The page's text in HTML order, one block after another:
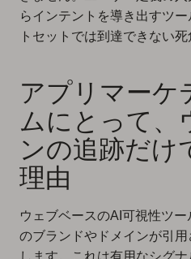
らインテントを導き出すツ
トセットでは到達できない
アプリマーケ
ムにとって、
ンの追跡だけ
理由
ウェブベースのAI可視性ツ
のブランドやドメインが引
します。これは有用なシグ